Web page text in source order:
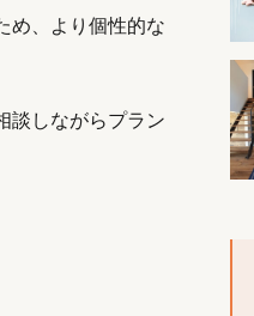
め、より個性的な
談しながらプラン